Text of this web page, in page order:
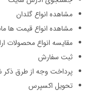
مشاهده انواع گلدان
مشاهده انواع قیمت ها
مقایسه انواع محصولات
ثبت سفارش
پرداخت وجه از طرق ذکر
تحویل اکسپرس